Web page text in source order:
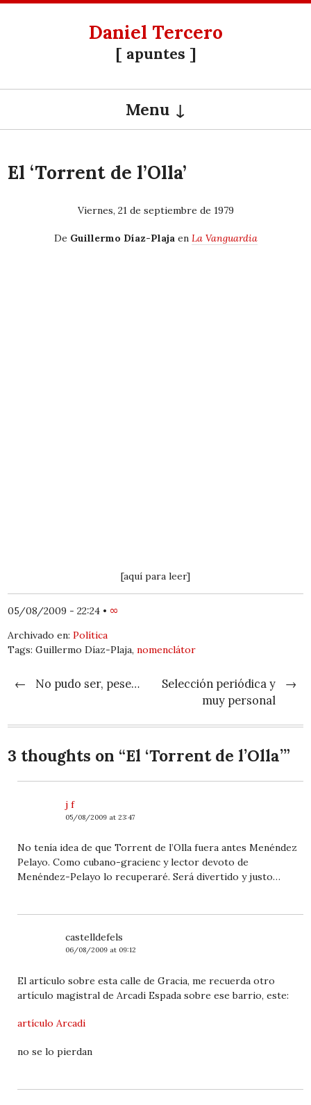
Daniel Tercero
[ apuntes ]
Menu
El ‘Torrent de l’Olla’
Viernes, 21 de septiembre de 1979
De Guillermo Díaz-Plajaen La Vanguardia
[aquí para leer]
05/08/2009 - 22:24 • ∞
Archivado en:Política
Tags: Guillermo Díaz-Plaja,nomenclátor
Post navigation
← No pudo ser, pese… →
Selección periódica y
muy personal
3 thoughts on “El ‘Torrent de l’Olla’”
j f
05/08/2009 at 23:47
No tenía idea de que Torrent de l’Olla fuera antes Menéndez
Pelayo. Como cubano-gracienc y lector devoto de
Menéndez-Pelayo lo recuperaré. Será divertido y justo…
castelldefels
06/08/2009 at 09:12
El artículo sobre esta calle de Gracia, me recuerda otro
artículo magistral de Arcadi Espada sobre ese barrio, este:
artículo Arcadi
no se lo pierdan